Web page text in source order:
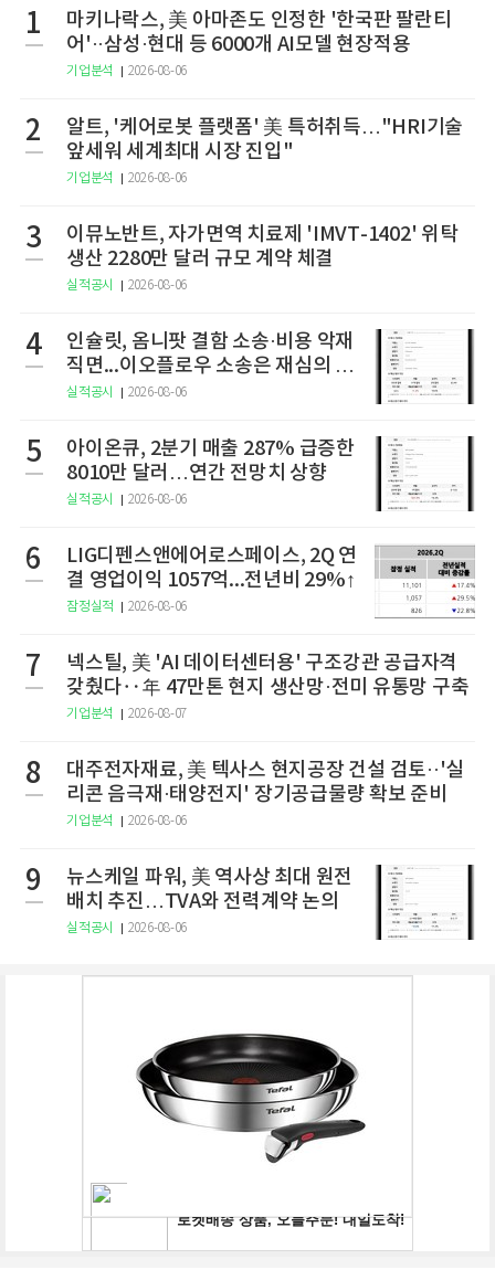
1
마키나락스, 美 아마존도 인정한 '한국판 팔란티
어'··삼성·현대 등 6000개 AI모델 현장적용
기업분석 2026-08-06
2
알트, '케어로봇 플랫폼' 美 특허취득…"HRI기술
앞세워 세계최대 시장 진입"
기업분석 2026-08-06
3
이뮤노반트, 자가면역 치료제 'IMVT-1402' 위탁
생산 2280만 달러 규모 계약 체결
실적공시 2026-08-06
4
인슐릿, 옴니팟 결함 소송·비용 악재
직면...이오플로우 소송은 재심의 청
구
실적공시 2026-08-06
5
아이온큐, 2분기 매출 287% 급증한
8010만 달러…연간 전망치 상향
실적공시 2026-08-06
6
LIG디펜스앤에어로스페이스, 2Q 연
결 영업이익 1057억...전년비 29%↑
잠정실적 2026-08-06
7
넥스틸, 美 'AI 데이터센터용' 구조강관 공급자격
갖췄다‥年 47만톤 현지 생산망·전미 유통망 구축
기업분석 2026-08-07
8
대주전자재료, 美 텍사스 현지공장 건설 검토··'실
리콘 음극재·태양전지' 장기공급물량 확보 준비
기업분석 2026-08-06
9
뉴스케일 파워, 美 역사상 최대 원전
배치 추진…TVA와 전력계약 논의
실적공시 2026-08-06